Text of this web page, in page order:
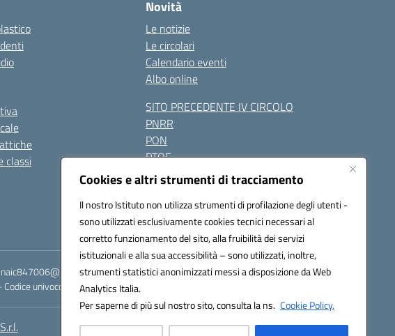
Cookies e altri strumenti di tracciamento
Il nostro Istituto non utilizza strumenti di profilazione degli utenti -
sono utilizzati esclusivamente cookies tecnici necessari al
corretto funzionamento del sito, alla fruibilità dei servizi
istituzionali e alla sua accessibilità – sono utilizzati, inoltre,
strumenti statistici anonimizzati messi a disposizione da Web
Analytics Italia.
Per saperne di più sul nostro sito, consulta la ns. Cookie Policy.
classi
Novità
Le notizie
Le circolari
Calendario eventi
Albo online
SITO PRECEDENTE IV CIRCOLO
PNRR
PON
PTOF
Contatti
Seguici su:
- PEC: naic847006@pec.istruzione.it
univoco fatturazione elettronica (CUF): UFUAUC